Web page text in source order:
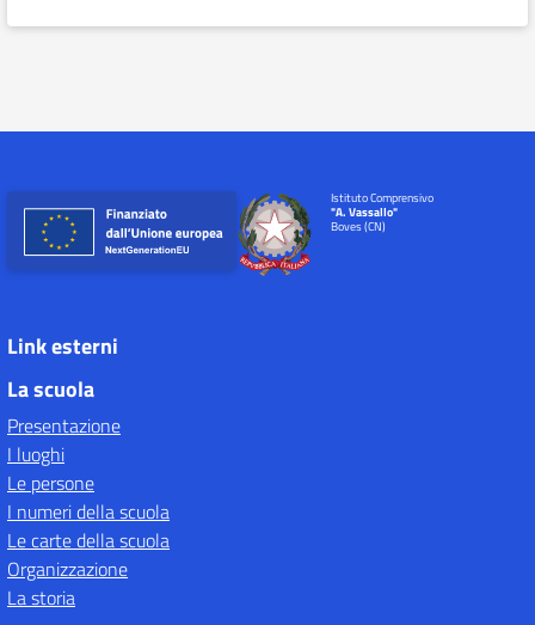
Istituto Comprensivo
"A. Vassallo"
Boves (CN)
Link esterni
La scuola
Presentazione
I luoghi
Le persone
I numeri della scuola
Le carte della scuola
Organizzazione
La storia